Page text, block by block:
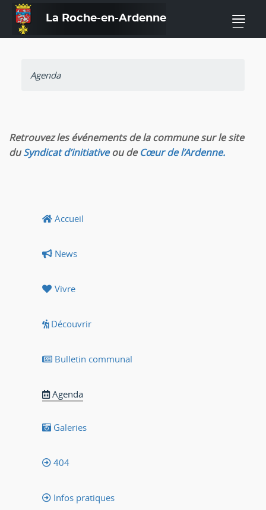
La Roche-en-Ardenne —
Agenda
Retrouvez les événements de la commune sur le site
duSyndicat d’initiativeou deCœur de l’Ardenne.
Accueil
News
Vivre
Découvrir
Bulletin communal
Agenda
Galeries
404
Infos pratiques